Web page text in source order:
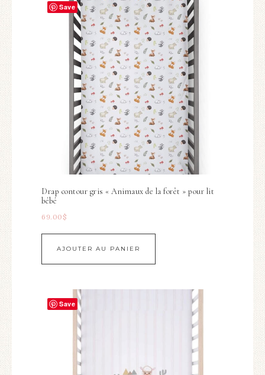
Save
Drap contour gris « Animaux de la forêt » pour lit
bébé
69.00 $
AJOUTER AU PANIER
Save